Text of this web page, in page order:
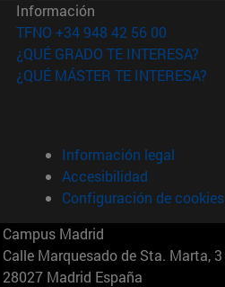
ventana)
ventana)
Información
TFNO +34 948 42 56 00
¿QUÉ GRADO TE INTERESA?
¿QUÉ MÁSTER TE INTERESA?
Información legal
Accesibilidad
Configuración de cookies
Campus Madrid
Calle Marquesado de Sta. Marta, 3
28027 Madrid España